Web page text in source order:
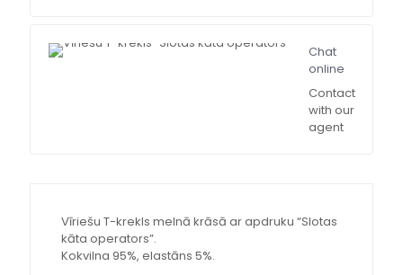
Chat
online
Contact
with our
agent
Vīriešu T-krekls melnā krāsā ar apdruku “Slotas
kāta operators”.
Kokvilna 95%, elastāns 5%.